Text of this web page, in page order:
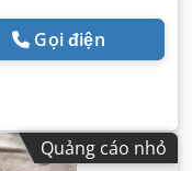
Gọi điện
Quảng cáo nhỏ